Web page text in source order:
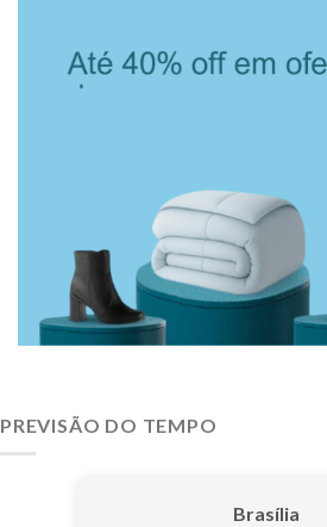
PREVISÃO DO TEMPO
Brasília